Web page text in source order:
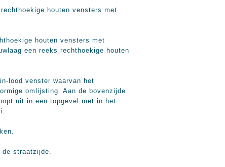
houten vensters met
houten vensters met
een reeks rechthoekige houten
lood venster waarvan het
omlijsting. Aan de bovenzijde
uit in een topgevel met in het
de straatzijde.